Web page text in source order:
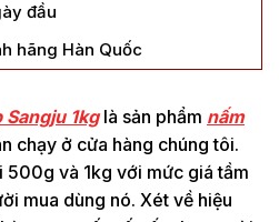
đầu
hãng Hàn Quốc
1kglà sản phẩm nấm
chạy ở cửa hàng chúng tôi.
500g và 1kg với mức giá tầm
mua dùng nó. Xét về hiệu